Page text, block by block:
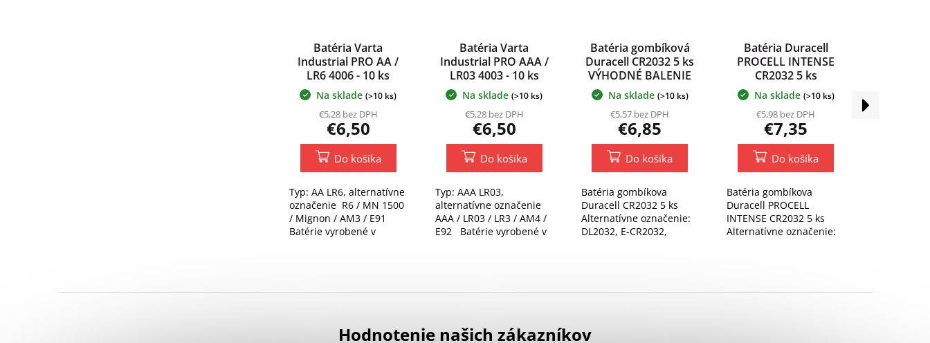
Batéria Varta
Industrial PRO AA /
LR6 4006 - 10 ks
Na sklade (>10 ks)
€5,28 bez DPH
€6,50
Do košíka
Typ: AA LR6, alternatívne
označenie R6 / MN 1500
/ Mignon / AM3 / E91
Batérie vyrobené v
Batéria Varta
Industrial PRO AAA /
LR03 4003 - 10 ks
Na sklade (>10 ks)
€5,28 bez DPH
€6,50
Do košíka
Typ: AAA LR03,
alternatívne označenie
AAA / LR03 / LR3 / AM4 /
E92 Batérie vyrobené v
Batéria gombíková
Duracell CR2032 5 ks
VÝHODNÉ BALENIE
Na sklade (>10 ks)
€5,57 bez DPH
€6,85
Do košíka
Batéria gombíkova
Duracell CR2032 5 ks
Alternatívne označenie:
DL2032, E-CR2032,
Batéria Duracell
PROCELL INTENSE
CR2032 5 ks
VÝHODNÉ BALENIE
Na sklade (>10 ks)
€5,98 bez DPH
€7,35
Do košíka
Batéria gombíkova
Duracell PROCELL
INTENSE CR2032 5 ks
Alternatívne označenie:
Hodnotenie našich zákazníkov